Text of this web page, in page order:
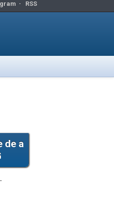
· RSS
de a